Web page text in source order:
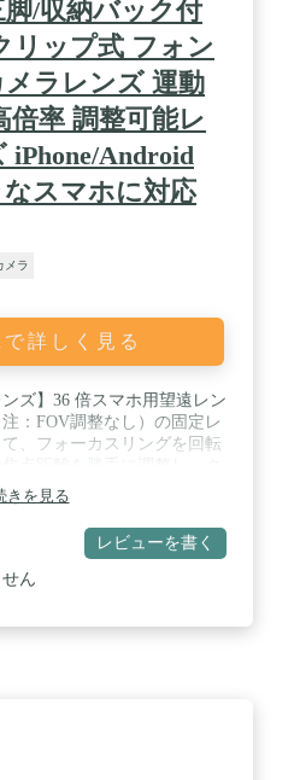
脚/収納バック付
リップ式 フォン
メラレンズ 運動
倍率 調整可能レ
iPhone/Android
スマホに対応
メラ
詳しく見る
ンズ】36 倍スマホ用望遠レン
：FOV調整なし）の固定レ
、フォーカスリングを回転
ことができます。また、こ
鏡として使用できるだけで
用カメラレンズとして使用
ラレンズで被写体を大きく
っかりピントを合わせて撮
ンズの眩しさ、他のアーチ
すことができます。ミラー
と写真専門家にとても似合
きを見る
レビューを書く
ん